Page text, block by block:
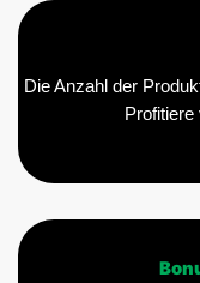
Die Anzahl der